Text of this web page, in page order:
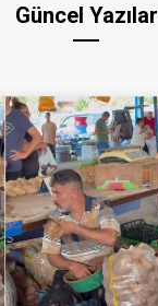
Güncel Yazılar